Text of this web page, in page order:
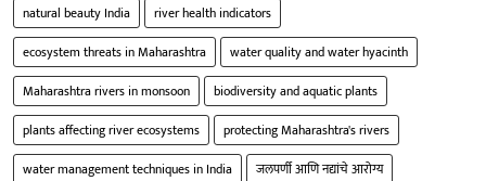
natural beauty India
river health indicators
ecosystem threats in Maharashtra
water quality and water hyacinth
Maharashtra rivers in monsoon
biodiversity and aquatic plants
plants affecting river ecosystems
protecting Maharashtra's rivers
water management techniques in India
जलपर्णी आणि नद्यांचे आरोग्य